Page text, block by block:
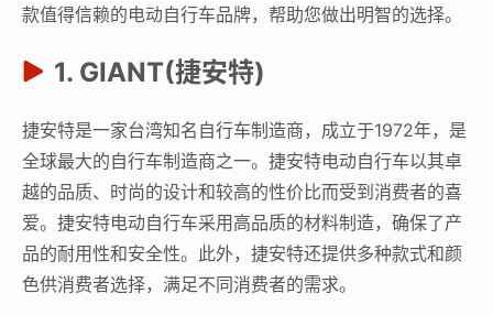
款值得信赖的电动自行车品牌，帮助您做出明智的选择。
1. GIANT(捷安特)
捷安特是一家台湾知名自行车制造商，成立于1972年，是
全球最大的自行车制造商之一。捷安特电动自行车以其卓
越的品质、时尚的设计和较高的性价比而受到消费者的喜
爱。捷安特电动自行车采用高品质的材料制造，确保了产
品的耐用性和安全性。此外，捷安特还提供多种款式和颜
色供消费者选择，满足不同消费者的需求。